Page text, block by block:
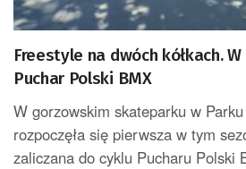
Freestyle na dwóch kółkach.
Puchar Polski BMX
W gorzowskim skateparku w
rozpoczęła się pierwsza w tym
zaliczana do cyklu Pucharu Polski